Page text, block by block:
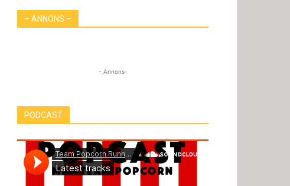
– ANNONS –
- Annons-
PODCAST